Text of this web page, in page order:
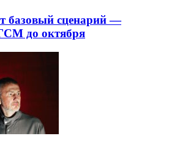
базовый сценарий —
до октября